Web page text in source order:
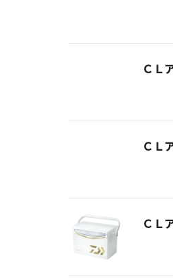
ＣＬ
ＣＬ
ＣＬ